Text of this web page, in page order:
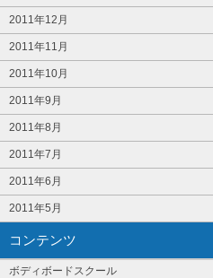
2011年12月
2011年11月
2011年10月
2011年9月
2011年8月
2011年7月
2011年6月
2011年5月
コンテンツ
ボディボードスクール